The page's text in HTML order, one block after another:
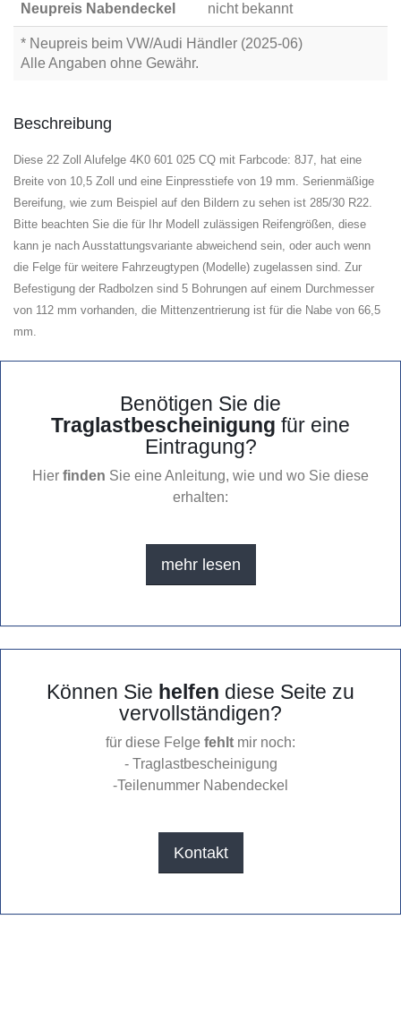
Neupreis Nabendeckel nicht bekannt
* Neupreis beim VW/Audi Händler (2025-06)
Alle Angaben ohne Gewähr.
Beschreibung
Diese 22 Zoll Alufelge 4K0 601 025 CQ mit Farbcode: 8J7, hat eine
Breite von 10,5 Zoll und eine Einpresstiefe von 19 mm. Serienmäßige
Bereifung, wie zum Beispiel auf den Bildern zu sehen ist 285/30 R22.
Bitte beachten Sie die für Ihr Modell zulässigen Reifengrößen, diese
kann je nach Ausstattungsvariante abweichend sein, oder auch wenn
die Felge für weitere Fahrzeugtypen (Modelle) zugelassen sind. Zur
Befestigung der Radbolzen sind 5 Bohrungen auf einem Durchmesser
von 112 mm vorhanden, die Mittenzentrierung ist für die Nabe von 66,5
mm.
Benötigen Sie die
Traglastbescheinigung für eine
Eintragung?
Hier finden Sie eine Anleitung, wie und wo Sie diese
erhalten:
mehr lesen
Können Sie helfen diese Seite zu
vervollständigen?
für diese Felge fehlt mir noch:
- Traglastbescheinigung
-Teilenummer Nabendeckel
Kontakt